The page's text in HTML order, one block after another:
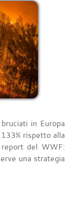
in Europa
rispetto alla
del WWF:
una strategia